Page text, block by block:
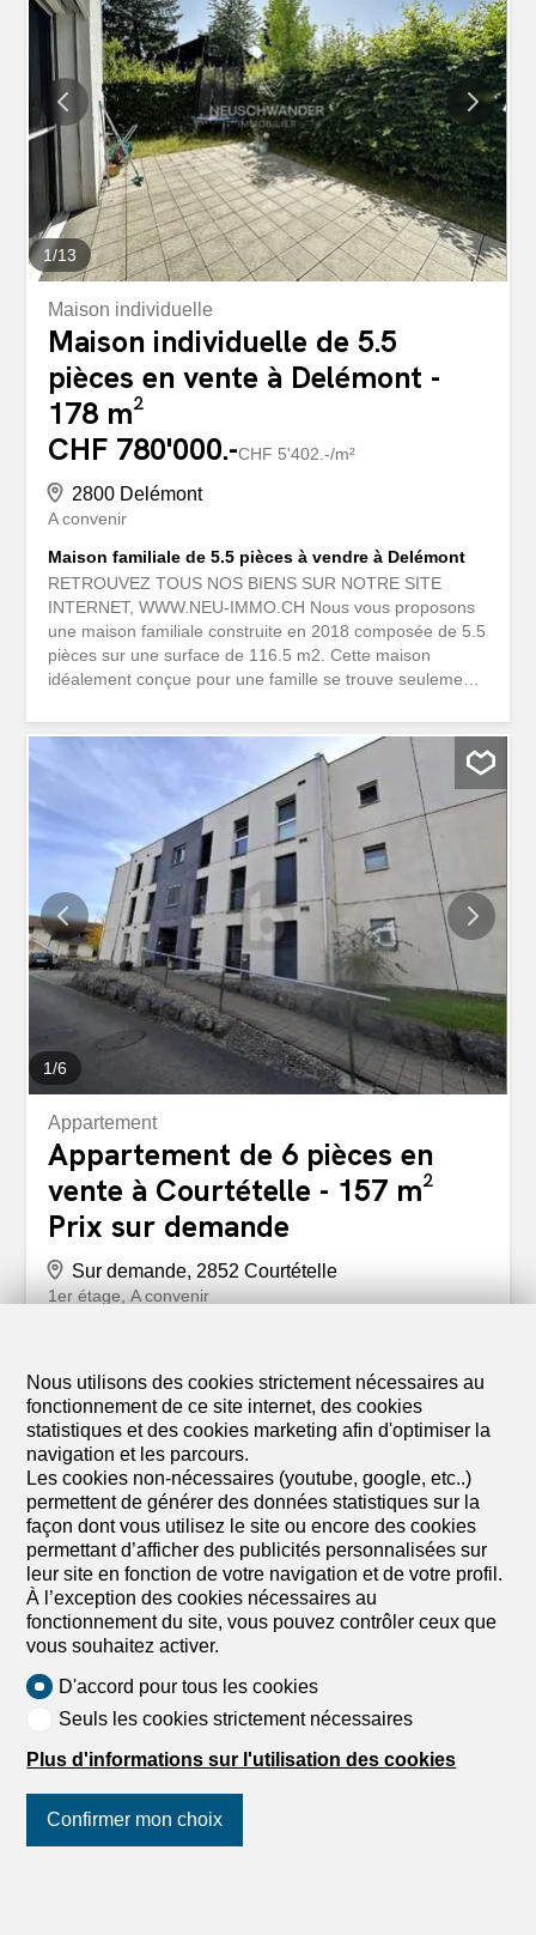
et la commande du catalogue à bon prix, veuillez
contacter madame Hasler, du lundi au vendredi, de 8h00-
12h30 sauf le mercredi qui reste fermé NUMERO DE
TÉLÉPHONE 031-528 06 78. www.ventesauxencheres.ch
Remarque générale : L'acquéreur ne doit verser AUCUN
FRAIS DE NOTAIRE NI DE COURTAGE. Les données
traitées dans cet exposé nous ont été transmises par des
tiers ou bien ont été tirées de l'expertise commandée par
le...
1/13
Maison individuelle
Maison individuelle de 5.5
pièces en vente à Delémont -
178 m²
CHF 780'000.-CHF 5'402.-/m²
2800 Delémont
A convenir
Maison familiale de 5.5 pièces à vendre à Delémont
RETROUVEZ TOUS NOS BIENS SUR NOTRE SITE
INTERNET, WWW.NEU-IMMO.CH Nous vous proposons
une maison familiale construite en 2018 composée de 5.5
pièces sur une surface de 116.5 m2. Cette maison
idéalement conçue pour une famille se trouve seulement
transports publics et est également très proche des
magasins et centres commerciaux. Elle pourrait donc très
bien convenir à des personnes sans véhicule automobile.
De plus, elle est très proche des établissements scolaires
qui sont facilement accessibles. Construction : Minergie®
P désigne des constructions à très basse consommation
d'énergie et répond aux exigences maximales en termes
de qualité, de confort et d'énergie, grâce notamment à
une excellente enveloppe du bâtiment. À visiter sans plus
tarder
1/6
Appartement
Appartement de 6 pièces en
vente à Courtételle - 157 m²
Prix sur demande
Sur demande, 2852 Courtételle
1er étage A convenir
présentons une propriété unique à Courtételle, idéale
pour l’implantation d’un cabinet de soins, d’un centre de
bien-être ou d’une salle de fitness haut de gamme. Cette
propriété de 6 pièces spacieuses est un véritable havre
de paix conçu pour le luxe et le confort, incluant une salle
de sport entièrement équipée, un sauna, un hammam,
ainsi que deux salles de soins dédiées, et un hall de
réception professionnel. Vous bénéficierez également
d’une place de parking sécurisée dans un garage
souterrain et de nombreuses places extérieures pour la
clientèle. Ne manquez pas cette occasion d’investir dans
le bien-être et le luxe, dans un environnement minergie
offre de BETTERHOMES se distingue par les avantages
suivants: - salle de sport avec matériel de fitness - sauna
1/12
Nous utilisons des cookies strictement nécessaires au
fonctionnement de ce site internet, des cookies
statistiques et des cookies marketing afin d'optimiser la
navigation et les parcours.
Les cookies non-nécessaires (youtube, google, etc..)
permettent de générer des données statistiques sur la
façon dont vous utilisez le site ou encore des cookies
permettant d’afficher des publicités personnalisées sur
leur site en fonction de votre navigation et de votre profil.
À l’exception des cookies nécessaires au
fonctionnement du site, vous pouvez contrôler ceux que
vous souhaitez activer.
D'accord pour tous les cookies
Seuls les cookies strictement nécessaires
Plus d'informations sur l'utilisation des cookies
Confirmer mon choix